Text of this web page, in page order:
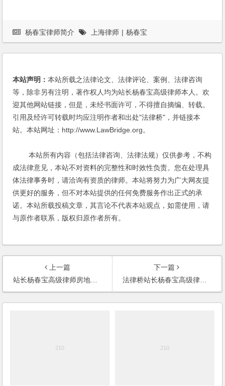
杨春宝律师简介 上海律师 | 杨春宝
本站声明：本站所载之法律论文、法律评论、案例、法律咨询
等，除非另有注明，著作权人均为站长杨春宝高级律师本人。欢
迎其他网站链接，但是，未经书面许可，不得擅自摘编、转载。
引用及经许可转载时均应注明作者和出处"法律桥"，并链接本
站。本站网址：http://www.LawBridge.org。
本站所有内容（包括法律咨询、法律法规）仅供参考，不构
成法律意见，本站不对资料的完整性和时效性负责。您在处理具
体法律事务时，请洽询有资质的律师。本站将努力为广大网友提
供更好的服务，但不对本站提供的任何免费服务作出正式的承
诺。本站所载投稿文章，其言论不代表本站观点，如需使用，请
与原作者联系，版权归原作者所有。
上一篇
站长杨春宝高级律师房地产、建筑工程法律服务经验简介
下一篇
法律桥站长杨春宝高级律师专业服务方向